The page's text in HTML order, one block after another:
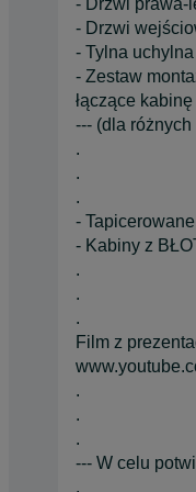
- Drzwi
- Tylna
- Zestaw
łączące
--- (dla
.
.
.
-
- Kabiny z
.
.
.
Film z
.
.
.
--- W celu
.